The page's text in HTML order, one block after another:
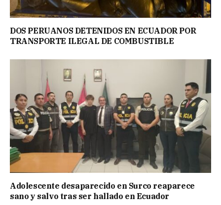
DOS PERUANOS DETENIDOS EN ECUADOR POR
TRANSPORTE ILEGAL DE COMBUSTIBLE
Adolescente desaparecido en Surco reaparece
sano y salvo tras ser hallado en Ecuador